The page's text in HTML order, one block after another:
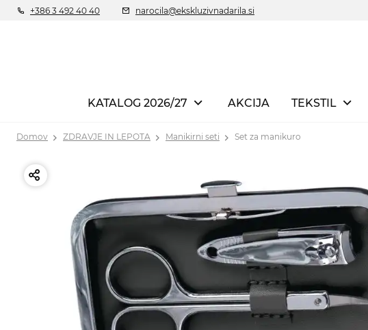
+386 3 492 40 40 narocila@ekskluzivnadarila.si
KATALOG 2026/27 AKCIJA TEKSTIL
Domov ZDRAVJE IN LEPOTA Manikirni seti Set za manikuro